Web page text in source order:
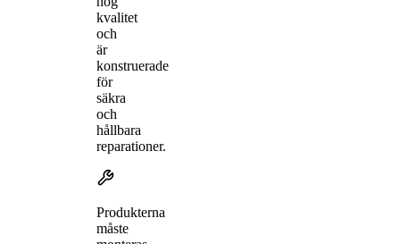
kvalitet
och
är
konstruerade
för
säkra
och
hållbara
reparationer.
Produkterna
måste